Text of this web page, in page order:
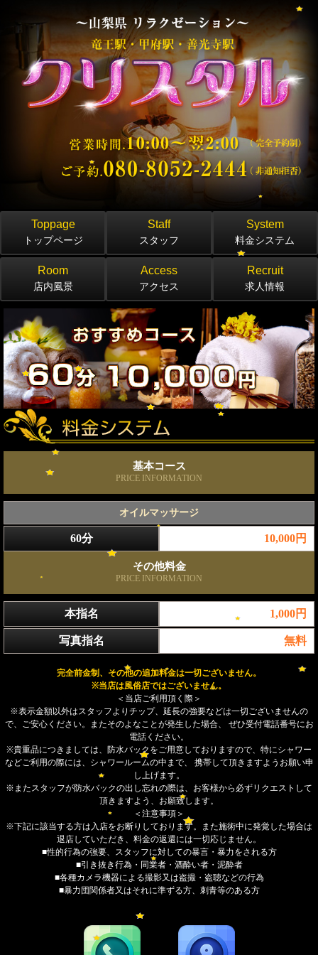
Toppage
トップページ
Staff
スタッフ
System
料金システム
Room
店内風景
Access
アクセス
Recruit
求人情報
基本コース
PRICE INFORMATION
オイルマッサージ
60分 10,000円
その他料金
PRICE INFORMATION
本指名 1,000円
写真指名 無料
完全前金制、その他の追加料金は一切ございません。
※当店は風俗店ではございません。
＜当店ご利用頂く際＞
※表示金額以外はスタッフよりチップ、延長の強要などは一切ございませんの
で、ご安心ください。またそのよなことが発生した場合、 ぜひ受付電話番号にお
電話ください。
※貴重品につきましては、防水バックをご用意しておりますので、特にシャワー
などご利用の際には、シャワールームの中まで、 携帯して頂きますようお願い申
し上げます。
※またスタッフが防水バックの出し忘れの際は、お客様から必ずリクエストして
頂きますよう、お願致します。
＜注意事項＞
※下記に該当する方は入店をお断りしております。また施術中に発覚した場合は
退店していただき、料金の返還には一切応じません。
■性的行為の強要、スタッフに対しての暴言・暴力をされる方
■引き抜き行為・同業者・酒酔い者・泥酔者
■各種カメラ機器による撮影又は盗撮・盗聴などの行為
■暴力団関係者又はそれに準ずる方、刺青等のある方